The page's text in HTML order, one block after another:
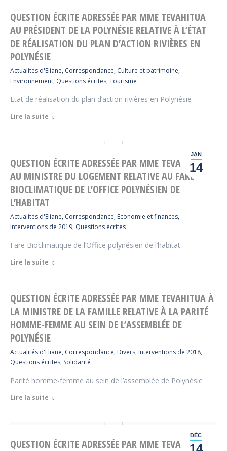
QUESTION ÉCRITE ADRESSÉE PAR MME TEVAHITUA
AU PRÉSIDENT DE LA POLYNÉSIE RELATIVE À L’ÉTAT
DE RÉALISATION DU PLAN D’ACTION RIVIÈRES EN
POLYNÉSIE
Actualités d'Eliane, Correspondance, Culture et patrimoine,
Environnement, Questions écrites, Tourisme
Etat de réalisation du plan d’action rivières en Polynésie
Lire la suite
JAN
14
QUESTION ÉCRITE ADRESSÉE PAR MME TEVAHITUA
AU MINISTRE DU LOGEMENT RELATIVE AU FARE
BIOCLIMATIQUE DE L’OFFICE POLYNÉSIEN DE
L’HABITAT
Actualités d'Eliane, Correspondance, Economie et finances,
Interventions de 2019, Questions écrites
Fare Bioclimatique de l’Office polynésien de l’habitat
Lire la suite
QUESTION ÉCRITE ADRESSÉE PAR MME TEVAHITUA À
LA MINISTRE DE LA FAMILLE RELATIVE À LA PARITÉ
HOMME-FEMME AU SEIN DE L’ASSEMBLÉE DE
POLYNÉSIE
Actualités d'Eliane, Correspondance, Divers, Interventions de 2018,
Questions écrites, Solidarité
Parité homme-femme au sein de l’assemblée de Polynésie
Lire la suite
DÉC
QUESTION ÉCRITE ADRESSÉE PAR MME TEVAHITUA